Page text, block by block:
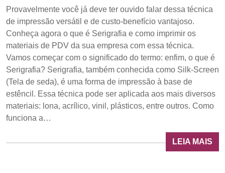
Provavelmente você já deve ter ouvido falar dessa técnica
de impressão versátil e de custo-benefício vantajoso.
Conheça agora o que é Serigrafia e como imprimir os
materiais de PDV da sua empresa com essa técnica.
Vamos começar com o significado do termo: enfim, o que é
Serigrafia? Serigrafia, também conhecida como Silk-Screen
(Tela de seda), é uma forma de impressão à base de
estêncil. Essa técnica pode ser aplicada aos mais diversos
materiais: lona, acrílico, vinil, plásticos, entre outros. Como
funciona a…
LEIA MAIS